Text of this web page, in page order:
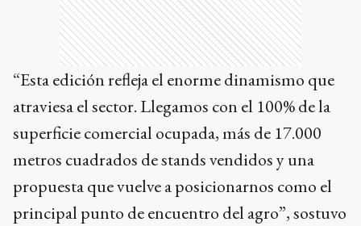
“Esta edición refleja el enorme dinamismo que
atraviesa el sector. Llegamos con el 100% de la
superficie comercial ocupada, más de 17.000
metros cuadrados de stands vendidos y una
propuesta que vuelve a posicionarnos como el
principal punto de encuentro del agro”, sostuvo